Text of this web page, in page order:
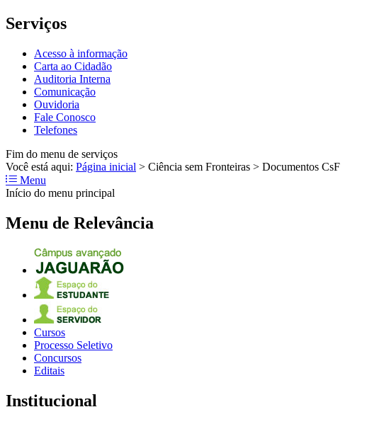
Serviços
Acesso à informação
Carta ao Cidadão
Auditoria Interna
Comunicação
Ouvidoria
Fale Conosco
Telefones
Fim do menu de serviços
Você está aqui: Página inicial > Ciência sem Fronteiras > Documentos CsF
Menu
Início do menu principal
Menu de Relevância
Cursos
Processo Seletivo
Concursos
Editais
Institucional